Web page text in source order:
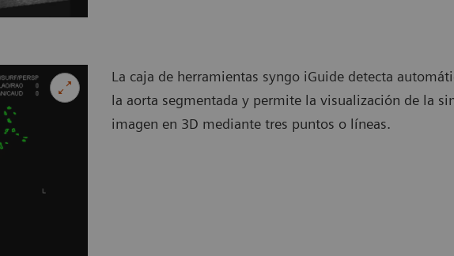
La caja de herramientas syngo iGuide detecta
la aorta segmentada y permite la visualización de la
imagen en 3D mediante tres puntos o líneas.